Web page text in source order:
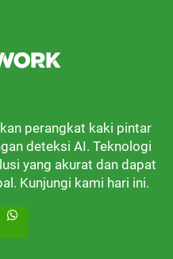
perangkat kaki pintar
deteksi AI. Teknologi
yang akurat dan dapat
Kunjungi kami hari ini.